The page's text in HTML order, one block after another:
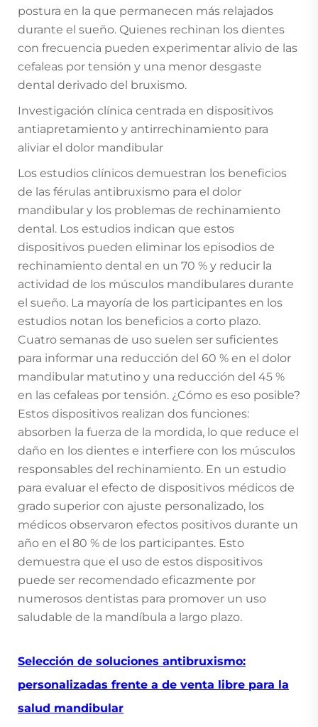
postura en la que permanecen más relajados
durante el sueño. Quienes rechinan los dientes
con frecuencia pueden experimentar alivio de las
cefaleas por tensión y una menor desgaste
dental derivado del bruxismo.
Investigación clínica centrada en dispositivos
antiapretamiento y antirrechinamiento para
aliviar el dolor mandibular
Los estudios clínicos demuestran los beneficios
de las férulas antibruxismo para el dolor
mandibular y los problemas de rechinamiento
dental. Los estudios indican que estos
dispositivos pueden eliminar los episodios de
rechinamiento dental en un 70 % y reducir la
actividad de los músculos mandibulares durante
el sueño. La mayoría de los participantes en los
estudios notan los beneficios a corto plazo.
Cuatro semanas de uso suelen ser suficientes
para informar una reducción del 60 % en el dolor
mandibular matutino y una reducción del 45 %
en las cefaleas por tensión. ¿Cómo es eso posible?
Estos dispositivos realizan dos funciones:
absorben la fuerza de la mordida, lo que reduce el
daño en los dientes e interfiere con los músculos
responsables del rechinamiento. En un estudio
para evaluar el efecto de dispositivos médicos de
grado superior con ajuste personalizado, los
médicos observaron efectos positivos durante un
año en el 80 % de los participantes. Esto
demuestra que el uso de estos dispositivos
puede ser recomendado eficazmente por
numerosos dentistas para promover un uso
saludable de la mandíbula a largo plazo.
Selección de soluciones antibruxismo:
personalizadas frente a de venta libre para la
salud mandibular